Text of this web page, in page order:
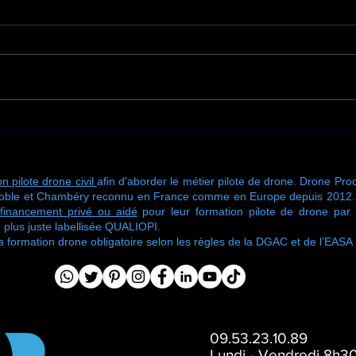
pilote drone civil afin d'aborder le métier pilote de drone. Drone
et Chambéry reconnu en France comme en Europe depuis
financement privé ou aidépour leur formation pilote de drone par
juste labellisée QUALIOPI.
drone obligatoire selon les règles de la DGAC et de l’EASA
09.53.23.10.89